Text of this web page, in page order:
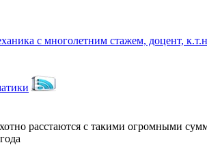
с многолетним стажем, доцент,
расстаются с такими огромными